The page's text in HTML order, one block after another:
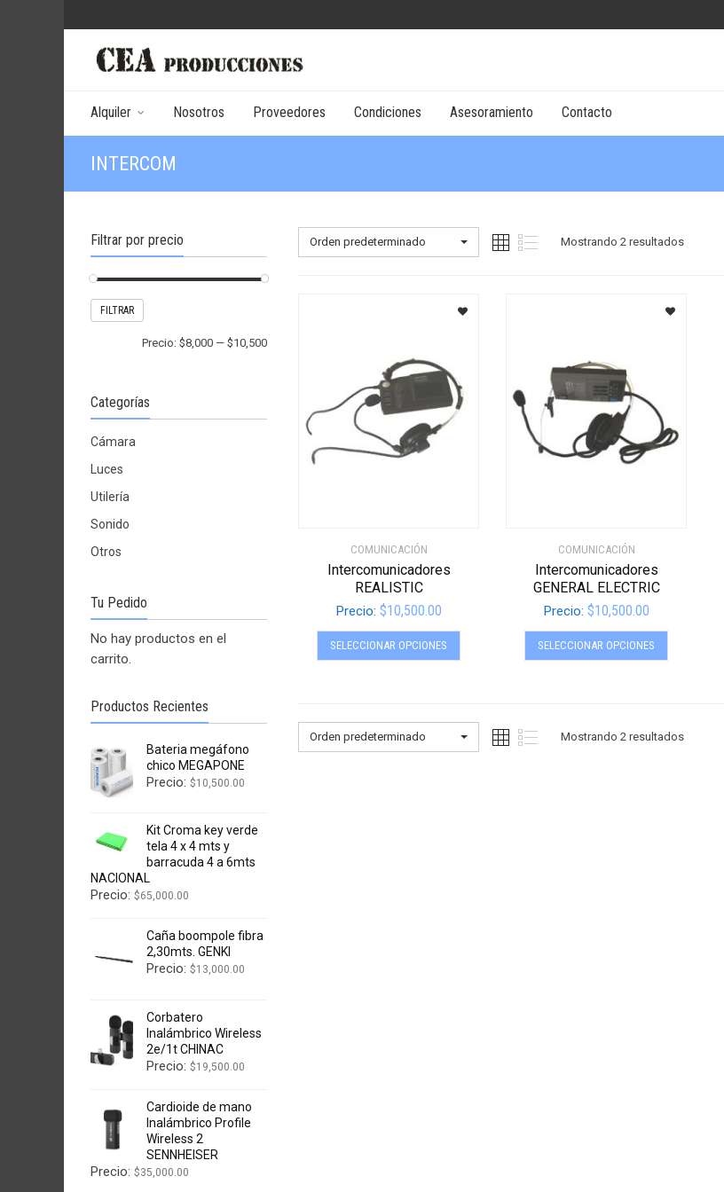
Alquiler Nosotros Proveedores Condiciones Asesoramiento Contacto
INTERCOM
Orden predeterminado Mostrando 2 resultados
COMUNICACIÓN
Intercomunicadores
REALISTIC
Precio: $10,500.00
SELECCIONAR OPCIONES
Este
Las
opciones
COMUNICACIÓN
Intercomunicadores
GENERAL ELECTRIC
Precio: $10,500.00
SELECCIONAR OPCIONES
Este
Las
Orden predeterminado Mostrando 2 resultados
Filtrar por precio
FILTRAR
Precio: $8,000 — $10,500
Categorías
Cámara
Luces
Utilería
Sonido
Otros
Tu Pedido
No hay productos en el
carrito.
Productos Recientes
Bateria megáfono
chico MEGAPONE
Precio: $10,500.00
Kit Croma key verde
tela 4 x 4 mts y
barracuda 4 a 6mts
NACIONAL
Precio: $65,000.00
Caña boompole fibra
2,30mts. GENKI
Precio: $13,000.00
Corbatero
Inalámbrico Wireless
2e/1t CHINAC
Precio: $19,500.00
Cardioide de mano
Inalámbrico Profile
Wireless 2
SENNHEISER
Precio: $35,000.00